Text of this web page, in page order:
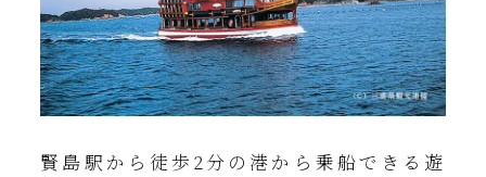
賢島駅から徒歩2分の港から乗船できる遊